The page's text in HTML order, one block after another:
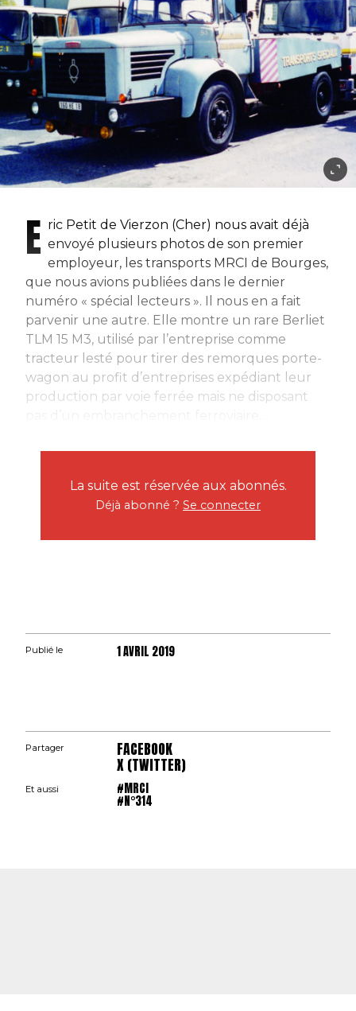
E ric Petit de Vierzon (Cher) nous avait déjà
envoyé plusieurs photos de son premier
employeur, les transports MRCI de Bourges,
que nous avions publiées dans le dernier
numéro « spécial lecteurs ». Il nous en a fait
parvenir une autre. Elle montre un rare Berliet
TLM 15 M3, utilisé par l’entreprise comme
tracteur lesté pour tirer des remorques porte-
wagon au profit d’entreprises expédiant leur
production par voie ferrée mais ne disposant
La suite est réservée aux abonnés.
Déjà abonné ? Se connecter
Publié le 1 AVRIL 2019
Partager FACEBOOK
X (TWITTER)
Et aussi #MRCI
#N°314